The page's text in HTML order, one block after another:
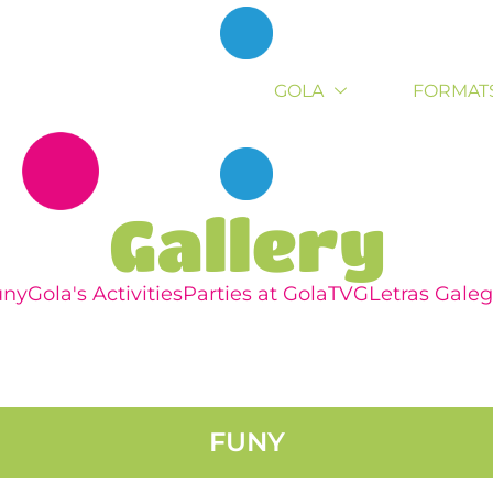
GOLA
Gallery
Gola's Activities​Parties at GolaTVGLetras
FUNY